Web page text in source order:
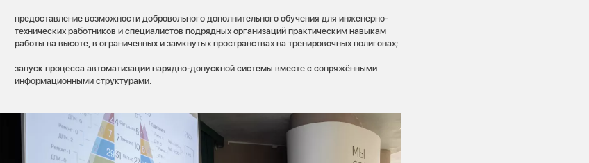
предоставление возможности добровольного дополнительного обучения для инженерно-
технических работников и специалистов подрядных организаций практическим навыкам
работы на высоте, в ограниченных и замкнутых пространствах на тренировочных полигонах;
запуск процесса автоматизации нарядно-допускной системы вместе с сопряжёнными
информационными структурами.